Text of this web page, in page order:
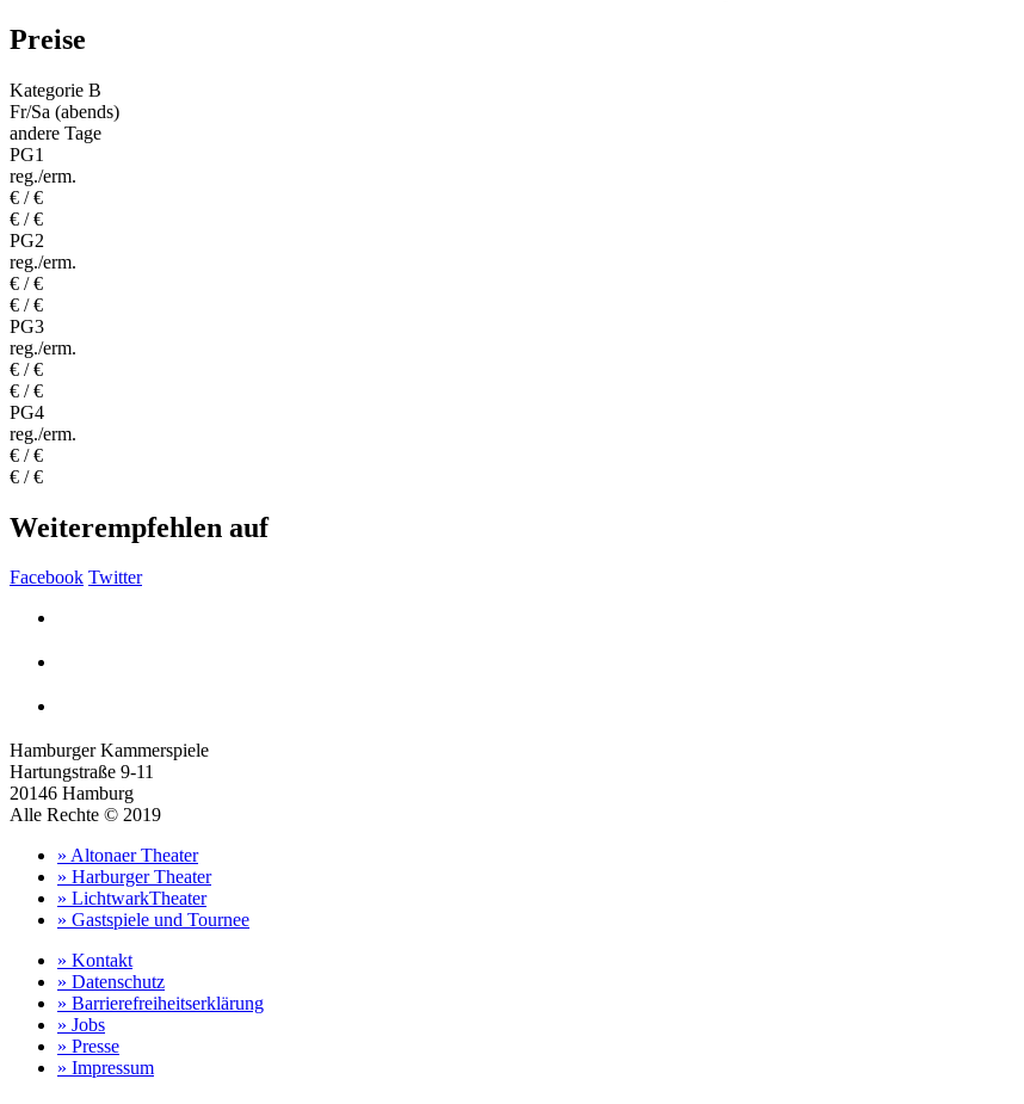
Preise
Kategorie B
Fr/Sa (abends)
andere Tage
PG1
reg./erm.
€ / €
€ / €
PG2
reg./erm.
€ / €
€ / €
PG3
reg./erm.
€ / €
€ / €
PG4
reg./erm.
€ / €
€ / €
Weiterempfehlen auf
Facebook Twitter
Hamburger Kammerspiele
Hartungstraße 9-11
20146 Hamburg
Alle Rechte © 2019
» Altonaer Theater
» Harburger Theater
» LichtwarkTheater
» Gastspiele und Tournee
» Kontakt
» Datenschutz
» Barrierefreiheitserklärung
» Jobs
» Presse
» Impressum